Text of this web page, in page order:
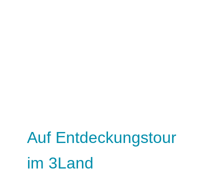
Auf Entdeckungstour
im 3Land